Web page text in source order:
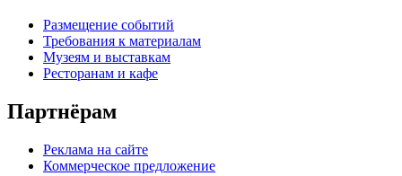
Размещение событий
Требования к материалам
Музеям и выставкам
Ресторанам и кафе
Партнёрам
Реклама на сайте
Коммерческое предложение